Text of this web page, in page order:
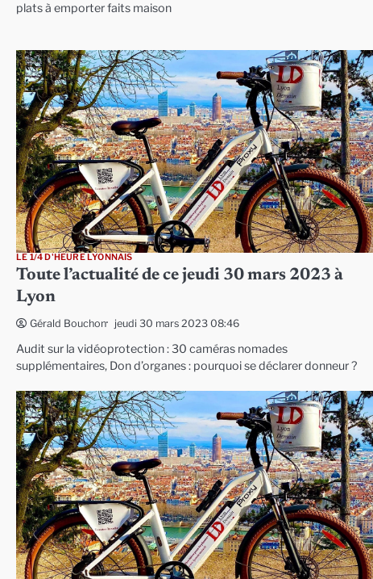
plats à emporter faits maison
LE 1/4 D'HEURE LYONNAIS
Toute l’actualité de ce jeudi 30 mars 2023 à
Lyon
Gérald Bouchon jeudi 30 mars 2023 08:46
Audit sur la vidéoprotection : 30 caméras nomades
supplémentaires, Don d’organes : pourquoi se déclarer donneur ?